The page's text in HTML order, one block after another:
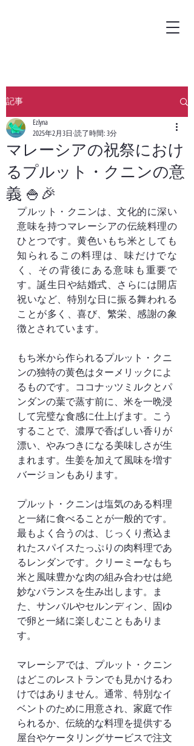
記事
マレーシアの祝祭におけ
るプルット・クニンの意
義 🍚🎉
Ezlyna
2025年2月3日 読了時間: 3分
プルット・クニンは、文化的に深い
意味を持つマレーシアの伝統料理の
ひとつです。黄色いもち米としても
知られるこの料理は、味だけでな
く、その背後にある意味も重要で
す。誕生日や結婚式、さらには開店
祝いなど、特別な日に振る舞われる
ことが多く、喜び、繁栄、感謝の象
徴とされています。
もち米から作られるプルット・クニ
ンの独特の黄色はターメリックによ
るものです。ココナッツミルクとパ
ンダンの葉で蒸す前に、米を一晩浸
して完璧な食感に仕上げます。こう
することで、濃厚で香ばしい香りが
漂い、やみつきになる美味しさが生
まれます。生姜を加えて風味を増す
バージョンもあります。
プルット・クニンは塩気のある料理
と一緒に食べることが一般的です。
最もよく合うのは、じっくり煮込ま
れたスパイスたっぷりの肉料理であ
るレンダンです。クリーミーなもち
米と風味豊かな肉の組み合わせは絶
妙なバランスを生み出します。ま
た、サンバルやセルンディン、固ゆ
で卵と一緒に楽しむこともありま
す。
マレーシアでは、プルット・クニン
はどこのレストランでも見かけるわ
けではありません。通常、特別なイ
ベントのために用意され、家庭で作
られるか、伝統的な料理を提供する
屋台やケータリングサービスで注文